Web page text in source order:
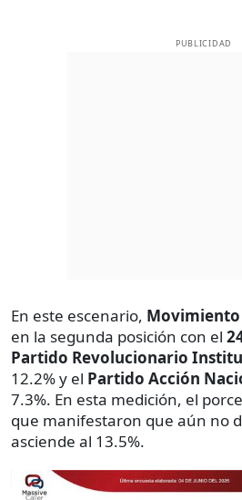
PUBLICIDAD
En este escenario,
en la segunda posición con el
Partido Revolucionario
12.2% y el Partido Acción
7.3%. En esta medición, el
que manifestaron que aún no
asciende al 13.5%.